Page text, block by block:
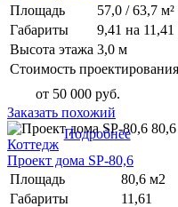
Площадь
57,0 / 63,7 м²
Габариты
9,41 на
Высота этажа 3,0 м
Стоимость проектирования
от 50 000 руб.
Заказать похожий
Подробнее
Коттедж
Проект дома SP-80,6
Площадь
80,6 м2
Габариты
11,61